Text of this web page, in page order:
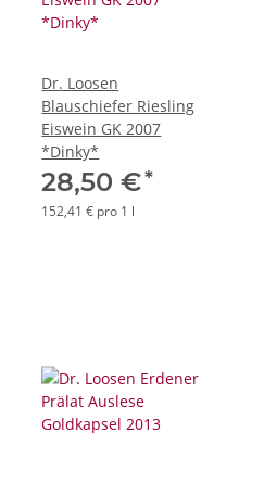
Dr. Loosen
Blauschiefer Riesling
Eiswein GK 2007
*Dinky*
28,50 €*
152,41 € pro 1 l